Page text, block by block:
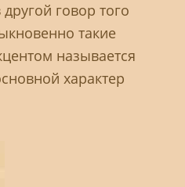
говор того
такие
называется
характер